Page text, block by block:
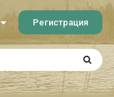
Регистрация